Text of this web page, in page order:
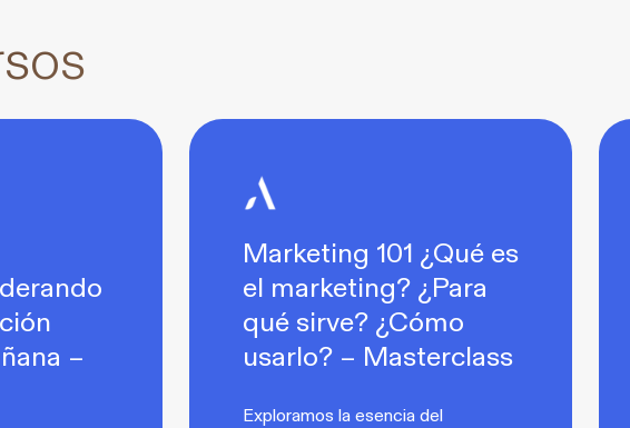
–
Marketing 101 ¿Qué es
el marketing? ¿Para
qué sirve? ¿Cómo
usarlo? – Masterclass
Exploramos la esencia del